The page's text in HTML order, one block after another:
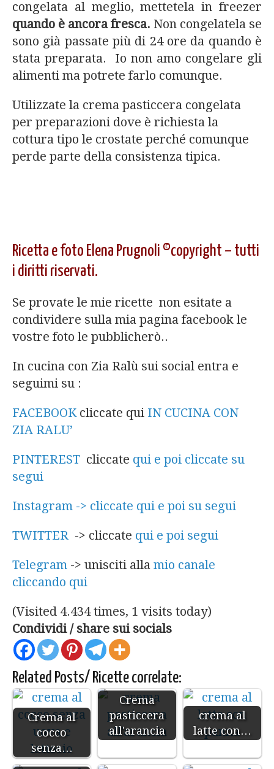
congelata al meglio, mettetela in freezer
quando è ancora fresca. Non congelatela se
sono già passate più di 24 ore da quando è
stata preparata. Io non amo congelare gli
alimenti ma potrete farlo comunque.
Utilizzate la crema pasticcera congelata
per preparazioni dove è richiesta la
cottura tipo le crostate perché comunque
perde parte della consistenza tipica.
Ricetta e foto Elena Prugnoli ©copyright – tutti
i diritti riservati.
Se provate le mie ricette non esitate a
condividere sulla mia pagina facebook le
vostre foto le pubblicherò..
In cucina con Zia Ralù sui social entra e
seguimi su :
FACEBOOKcliccate qui IN CUCINA CON
ZIA RALU’
PINTEREST cliccate qui e poi cliccate su
segui
Instagram -> cliccate qui e poi su segui
TWITTER -> cliccate qui e poi segui
Telegram -> unisciti alla mio canale
cliccando qui
(Visited 4.434 times, 1 visits today)
Condividi / share sui socials
Related Posts/ Ricette correlate:
Crema al
cocco
senza…
Crema
pasticcera
all'arancia
crema al
latte con…